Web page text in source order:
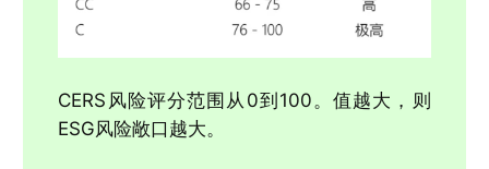
CERS风险评分范围从0到100。值越大，则
ESG风险敞口越大。